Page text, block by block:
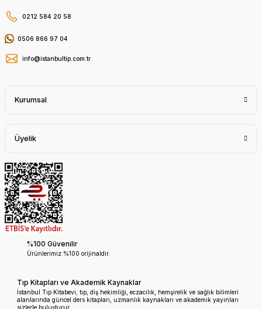
0212 584 20 58
0506 866 97 04
info@istanbultip.com.tr
Kurumsal
Üyelik
%100 Güvenilir
Ürünlerimiz %100 orijinaldir.
Tıp Kitapları ve Akademik Kaynaklar
İstanbul Tıp Kitabevi; tıp, diş hekimliği, eczacılık, hemşirelik ve sağlık bilimleri
alanlarında güncel ders kitapları, uzmanlık kaynakları ve akademik yayınları
sizlerle buluşturur.